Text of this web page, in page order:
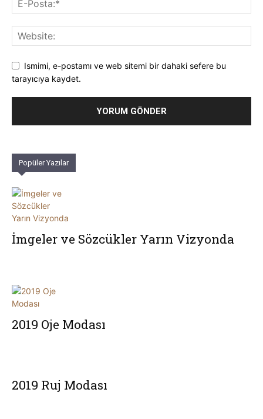
Ismimi, e-postamı ve web sitemi bir dahaki sefere bu
tarayıcıya kaydet.
Popüler Yazılar
İmgeler ve Sözcükler Yarın Vizyonda
2019 Oje Modası
2019 Ruj Modası